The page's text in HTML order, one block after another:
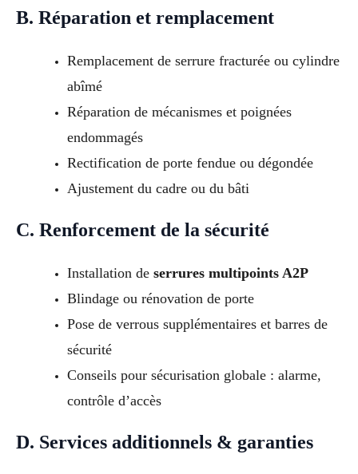
B. Réparation et remplacement
Remplacement de serrure fracturée ou cylindre
abîmé
Réparation de mécanismes et poignées
endommagés
Rectification de porte fendue ou dégondée
Ajustement du cadre ou du bâti
C. Renforcement de la sécurité
Installation de serrures multipoints A2P
Blindage ou rénovation de porte
Pose de verrous supplémentaires et barres de
sécurité
Conseils pour sécurisation globale : alarme,
contrôle d’accès
D. Services additionnels & garanties